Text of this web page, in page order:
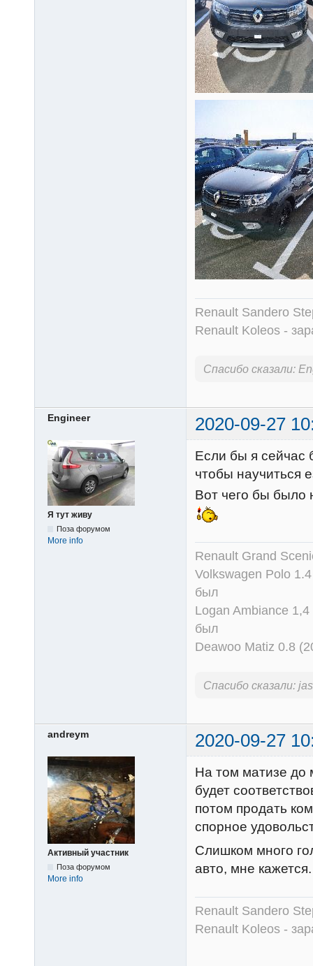
Renault Sandero
Renault Koleos -
Спасибо сказали:
Engineer 2020-09-27
Я тут живу
Поза форумом
More info
Если бы я сейчас
чтобы научиться
Вот чего бы было
Renault Grand
Volkswagen Polo
был
Logan Ambiance
был
Deawoo Matiz 0.8
Спасибо сказали:
andreym 2020-09-27
Активный участник
Поза форумом
More info
На том матизе до
будет
потом продать
спорное
Слишком много
авто, мне кажется.
Renault Sandero
Renault Koleos -